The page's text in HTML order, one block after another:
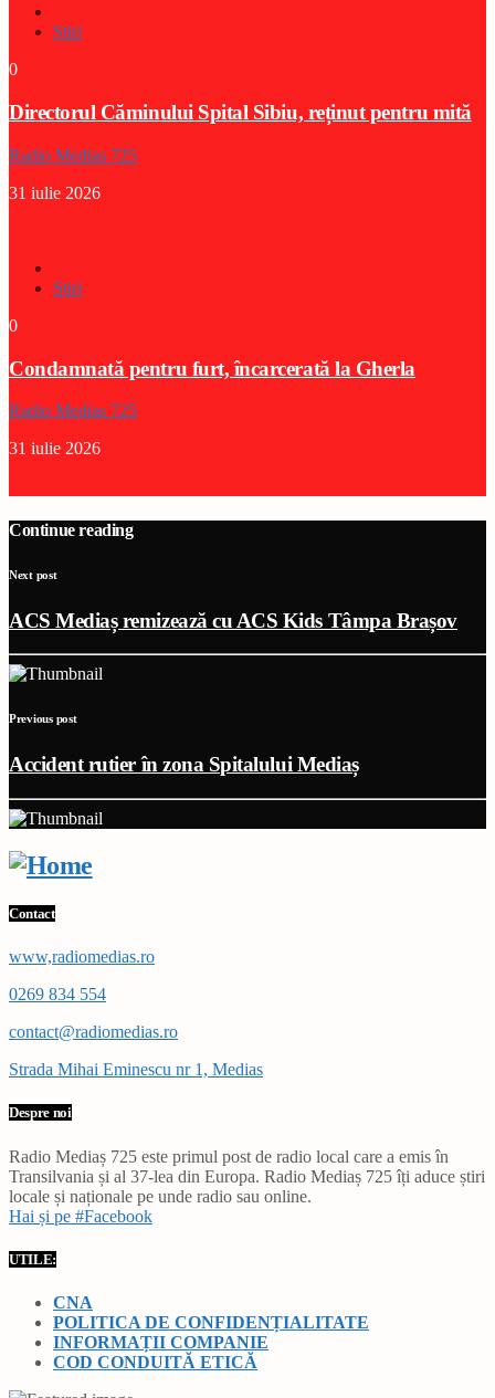
Stiri
0
Directorul Căminului Spital Sibiu, reținut pentru mită
Radio Medias 725
31 iulie 2026
Stiri
0
Condamnată pentru furt, încarcerată la Gherla
Radio Medias 725
31 iulie 2026
Continue reading
Next post
ACS Mediaș remizează cu ACS Kids Tâmpa Brașov
Previous post
Accident rutier în zona Spitalului Mediaș
Contact
www,radiomedias.ro
0269 834 554
contact@radiomedias.ro
Strada Mihai Eminescu nr 1, Medias
Despre noi
Radio Mediaș 725 este primul post de radio local care a emis în
Transilvania și al 37-lea din Europa. Radio Mediaș 725 îți aduce știri
locale și naționale pe unde radio sau online.
Hai și pe #Facebook
UTILE:
CNA
POLITICA DE CONFIDENȚIALITATE
INFORMAȚII COMPANIE
COD CONDUITĂ ETICĂ